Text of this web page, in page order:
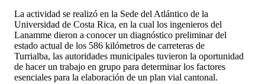
La actividad se realizó en la Sede del Atlántico de la
Universidad de Costa Rica, en la cual los ingenieros del
Lanamme dieron a conocer un diagnóstico preliminar del
estado actual de los 586 kilómetros de carreteras de
Turrialba, las autoridades municipales tuvieron la oportunidad
de hacer un trabajo en grupo para determinar los factores
esenciales para la elaboración de un plan vial cantonal.